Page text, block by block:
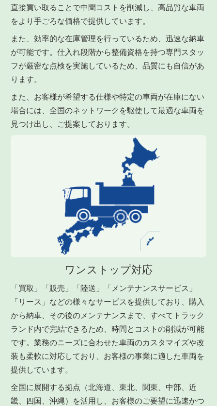
直接買い取ることで中間コストを削減し、高品質な車両
をより手ごろな価格で提供しています。
また、効率的な在庫管理を行っているため、迅速な納車
が可能です。仕入れ段階から整備資格を持つ専門スタッ
フが厳密な点検を実施しているため、品質にも自信があ
ります。
また、お客様が希望する仕様や特定の車両が在庫にない
場合には、全国のネットワークを駆使して最適な車両を
見つけ出し、ご提案しております。
ワンストップ対応
「買取」「販売」「陸送」「メンテナンスサービス」
「リース」などの様々なサービスを提供しており、購入
から納車、その後のメンテナンスまで、すべてトラック
ランド内で完結できるため、時間とコストの削減が可能
です。業務のニーズに合わせた車両のカスタマイズや改
装も柔軟に対応しており、お客様の事業に適した車両を
提供しています。
全国に展開する拠点（北海道、東北、関東、中部、近
畿、四国、沖縄）を活用し、お客様のご要望に迅速かつ